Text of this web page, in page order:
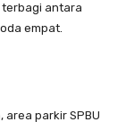
antara
empat.
area parkir SPBU